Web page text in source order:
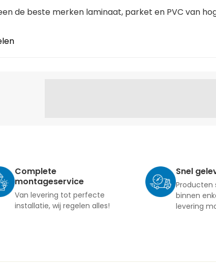
de beste merken laminaat, parket en PVC van
Complete
montageservice
Van levering tot perfecte
installatie, wij regelen alles!
Snel
Producten
binnen
levering